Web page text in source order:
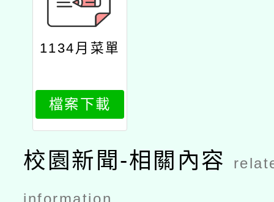
1134月菜單
檔案下載
校園新聞-相關內容
information